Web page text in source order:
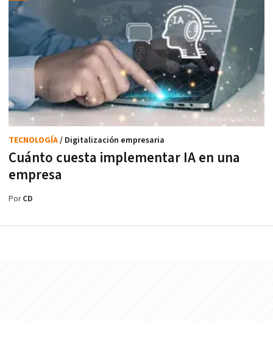
Cuánto cuesta implementar IA en una
empresa
TECNOLOGÍA/ Digitalización empresaria
PorCD